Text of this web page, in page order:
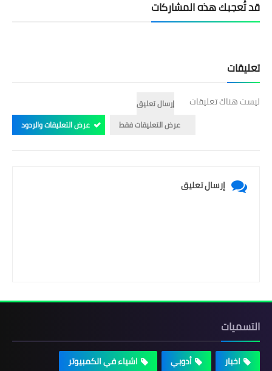
قد تُعجبك هذه المشاركات
تعليقات
ليست هناك تعليقات
إرسال تعليق
عرض التعليقات فقط
عرض التعليقات والردود
إرسال تعليق
التسميات
اخبار أدوبي
اشياء في الكمبيوتر